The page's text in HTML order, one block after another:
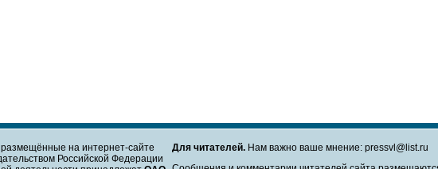
на интернет-сайте
Российской Федерации
Для читателей. Нам важно ваше мнение: pressvl@list.ru